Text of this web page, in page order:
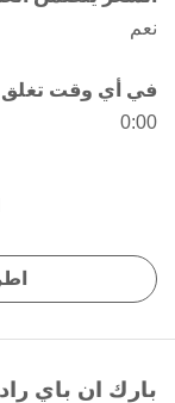
نعم
في أي وقت تغلق
0:00
بارك ان باي